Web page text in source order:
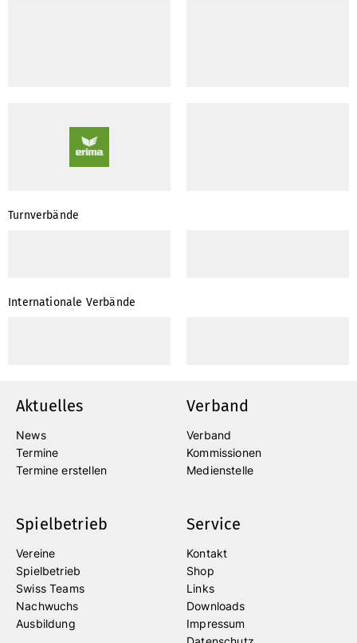
Turnverbände
Internationale Verbände
Aktuelles
News
Termine
Termine erstellen
Verband
Verband
Kommissionen
Medienstelle
Spielbetrieb
Vereine
Spielbetrieb
Swiss Teams
Nachwuchs
Ausbildung
Service
Kontakt
Shop
Links
Downloads
Impressum